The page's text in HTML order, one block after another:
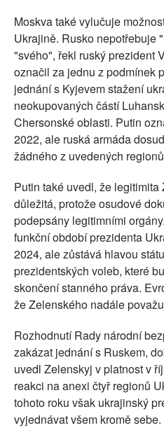
Moskva také vylučuje
Ukrajině. Rusko nepotřebuje
"svého", řekl ruský prezident
označil za jednu z podmínek
jednání s Kyjevem stažení
neokupovaných částí
Chersonské oblasti. Putin
2022, ale ruská armáda
žádného z uvedených
Putin také uvedl, že
důležitá, protože osudové
podepsány legitimními
funkční období prezidenta
2024, ale zůstává hlavou
prezidentských voleb, které
skončení stanného práva.
že Zelenského nadále
Rozhodnutí Rady národní
zakázat jednání s Ruskem,
uvedl Zelenskyj v platnost v
reakci na anexi čtyř regionů
tohoto roku však ukrajinský
vyjednávat všem kromě sebe.